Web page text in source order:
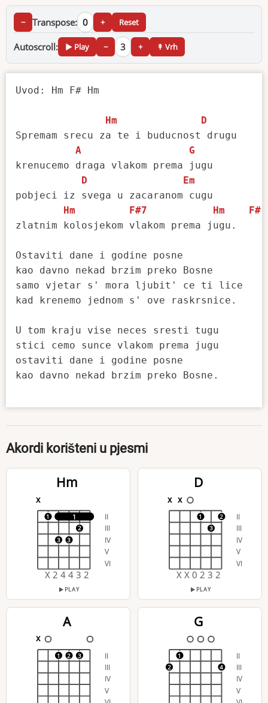
− Transpose: 0 + Reset
Autoscroll: ▶ Play − 3 + ↟ Vrh
Uvod: Hm F# Hm
Hm
D
Spremam srecu za te i buducnost drugu
A
G
krenucemo draga vlakom prema jugu
D
Em
pobjeci iz svega u zacaranom cugu
Hm
F#7 Hm
F#
zlatnim kolosjekom vlakom prema jugu.
Ostaviti dane i godine posne
kao davno nekad brzim preko Bosne
samo vjetar s' mora ljubit' ce ti lice
kad krenemo jednom s' ove raskrsnice.
U tom kraju vise neces sresti tugu
stici cemo sunce vlakom prema jugu
ostaviti dane i godine posne
kao davno nekad brzim preko Bosne.
Akordi korišteni u pjesmi
Hm
x
II
III
IV
V
VI
1
1
3 3
2
X 2 4 4 3 2
PLAY
D
x x
II
III
IV
V
VI
1
3
2
X X 0 2 3 2
PLAY
A
x
II
III
IV
V
1 2 3
G
II
III
IV
V
2
1
4